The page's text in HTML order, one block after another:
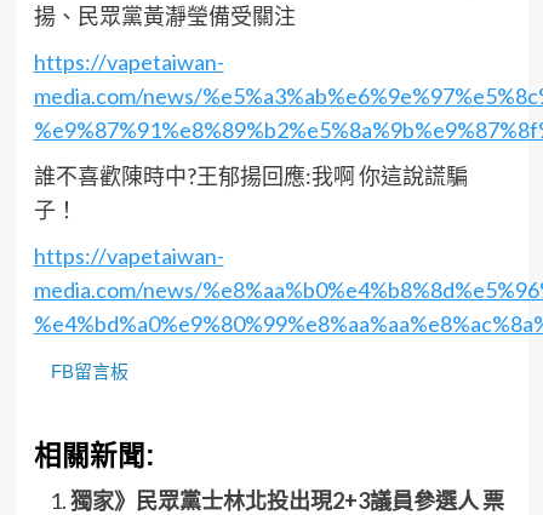
揚、民眾黨黃瀞瑩備受關注
https://vapetaiwan-
media.com/news/
誰不喜歡陳時中?王郁揚回應:我啊 你這說謊騙
子！
https://vapetaiwan-
media.com/news/
FB留言板
相關新聞:
獨家》民眾黨士林北投出現2+3議員參選人 票